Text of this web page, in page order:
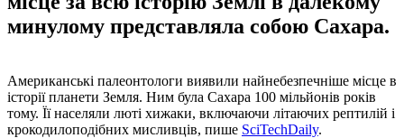
минулому представляла собою Сахара.
Американські палеонтологи виявили найнебезпечніше місце в
історії планети Земля. Ним була Сахара 100 мільйонів років
тому. Її населяли люті хижаки, включаючи літаючих рептилій і
крокодилоподібних мисливців, пише SciTechDaily.